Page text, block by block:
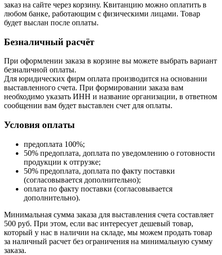
заказ на сайте через корзину. Квитанцию можно оплатить в
любом банке, работающим с физическими лицами. Товар
будет выслан после оплаты.
Безналичный расчёт
При оформлении заказа в корзине вы можете выбрать вариант
безналичной оплаты.
Для юридических фирм оплата производится на основании
выставленного счета. При формировании заказа вам
необходимо указать ИНН и название организации, в ответном
сообщении вам будет выставлен счет для оплаты.
Условия оплаты
предоплата 100%;
50% предоплата, доплата по уведомлению о готовности
продукции к отгрузке;
50% предоплата, доплата по факту поставки
(согласовывается дополнительно);
оплата по факту поставки (согласовывается
дополнительно).
Минимальная сумма заказа для выставления счета составляет
500 руб. При этом, если вас интересует дешевый товар,
который у нас в наличии на складе, мы можем продать товар
за наличный расчет без ограничения на минимальную сумму
заказа.